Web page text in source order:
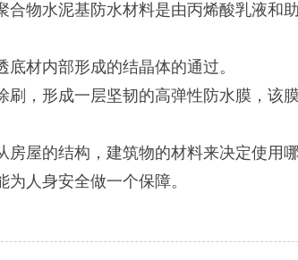
水泥基防水材料是由丙烯酸乳液和
材内部形成的结晶体的通过。
形成一层坚韧的高弹性防水膜，该
的结构，建筑物的材料来决定使用
人身安全做一个保障。